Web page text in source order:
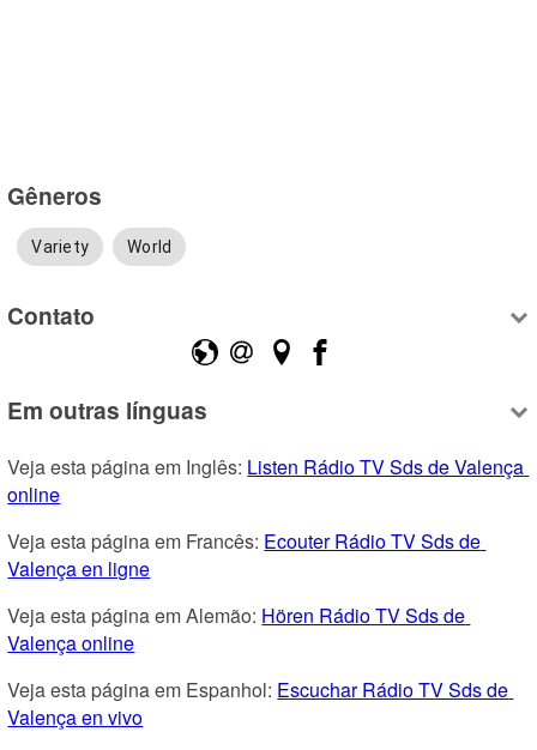
Gêneros
Variety World
Contato
Em outras línguas
Veja esta página em Inglês: Listen Rádio TV Sds de Valença
online
Veja esta página em Francês: Ecouter Rádio TV Sds de
Valença en ligne
Veja esta página em Alemão: Hören Rádio TV Sds de
Valença online
Veja esta página em Espanhol: Escuchar Rádio TV Sds de
Valença en vivo